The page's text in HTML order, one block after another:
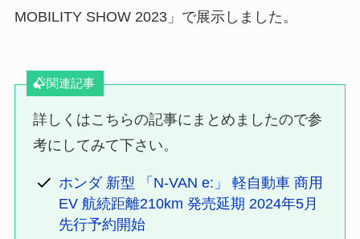
MOBILITY SHOW 2023」で展示しました。
関連記事
詳しくはこちらの記事にまとめましたので参
考にしてみて下さい。
ホンダ 新型 「N-VAN e:」 軽自動車 商用
EV 航続距離210km 発売延期 2024年5月
先行予約開始